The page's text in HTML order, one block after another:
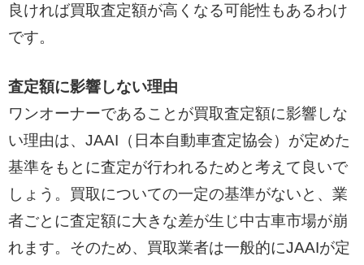
良ければ買取査定額が高くなる可能性もあるわけ
です。
査定額に影響しない理由
ワンオーナーであることが買取査定額に影響しな
い理由は、JAAI（日本自動車査定協会）が定めた
基準をもとに査定が行われるためと考えて良いで
しょう。買取についての一定の基準がないと、業
者ごとに査定額に大きな差が生じ中古車市場が崩
れます。そのため、買取業者は一般的にJAAIが定